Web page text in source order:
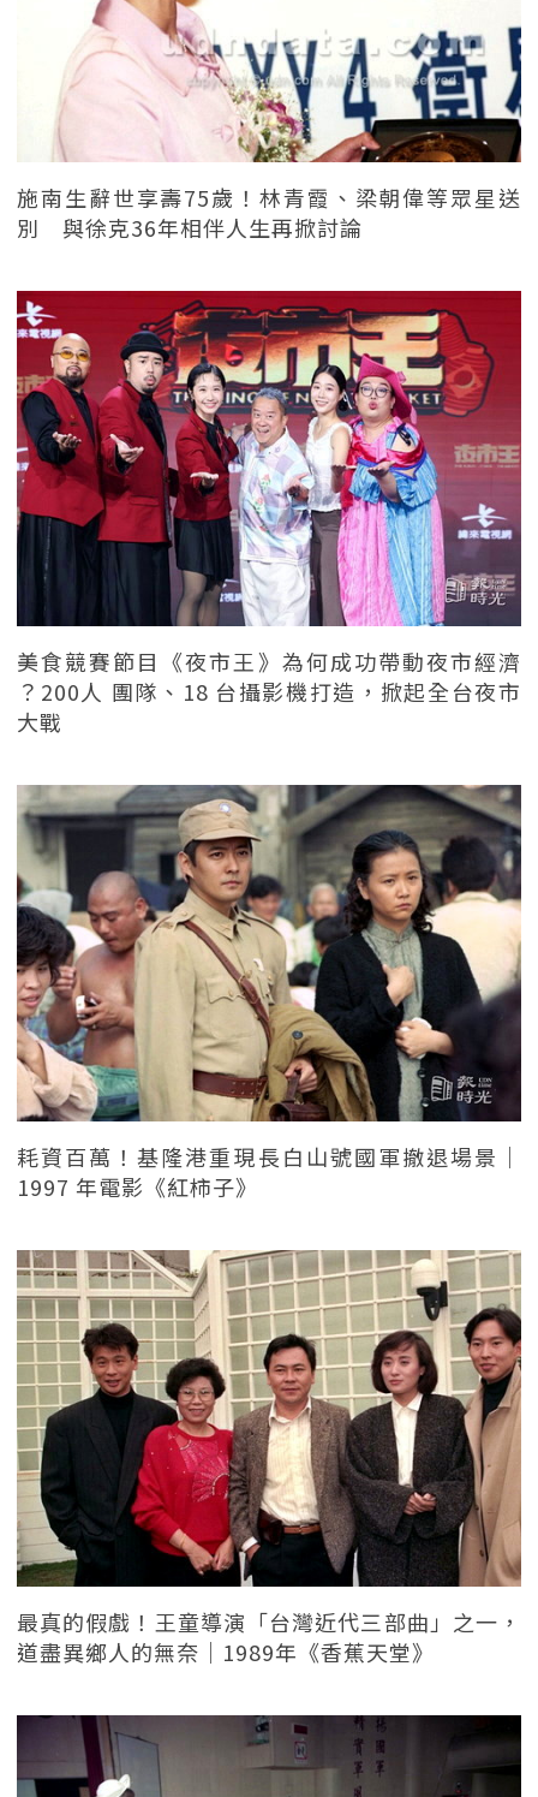
施南生辭世享壽75歲！林青霞、梁朝偉等眾星送
別 與徐克36年相伴人生再掀討論
美食競賽節目《夜市王》為何成功帶動夜市經濟
？200人 團隊、18 台攝影機打造，掀起全台夜市
大戰
耗資百萬！基隆港重現長白山號國軍撤退場景｜
1997 年電影《紅柿子》
最真的假戲！王童導演「台灣近代三部曲」之一，
道盡異鄉人的無奈｜1989年《香蕉天堂》